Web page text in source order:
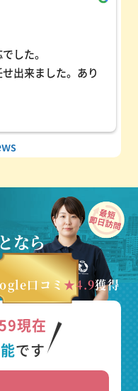
した。
出来ました。あり
なら
現在
です
口コミ★4.9獲得